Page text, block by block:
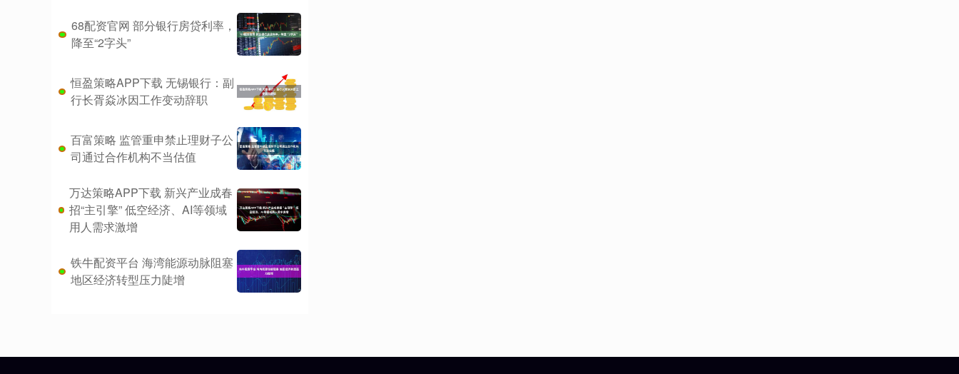
68配资官网 部分银行房贷利率，
降至“2字头”
恒盈策略APP下载 无锡银行：副
行长胥焱冰因工作变动辞职
百富策略 监管重申禁止理财子公
司通过合作机构不当估值
万达策略APP下载 新兴产业成春
招“主引擎” 低空经济、AI等领域
用人需求激增
铁牛配资平台 海湾能源动脉阻塞
地区经济转型压力陡增